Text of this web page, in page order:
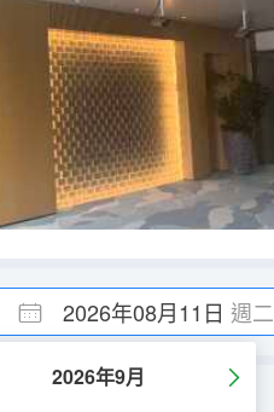
2026年08月11日 週二
2026年9月